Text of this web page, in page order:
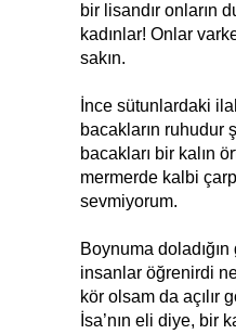
bir lisandır onların
kadınlar! Onlar
sakın.
İnce sütunlardaki
bacakların ruhudur
bacakları bir kalın
mermerde kalbi
sevmiyorum.
Boynuma
insanlar öğrenirdi
kör olsam da açılır
İsa’nın eli diye, bir